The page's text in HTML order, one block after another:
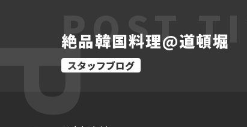
POST
絶品韓国料理@道頓堀
スタッフブログ